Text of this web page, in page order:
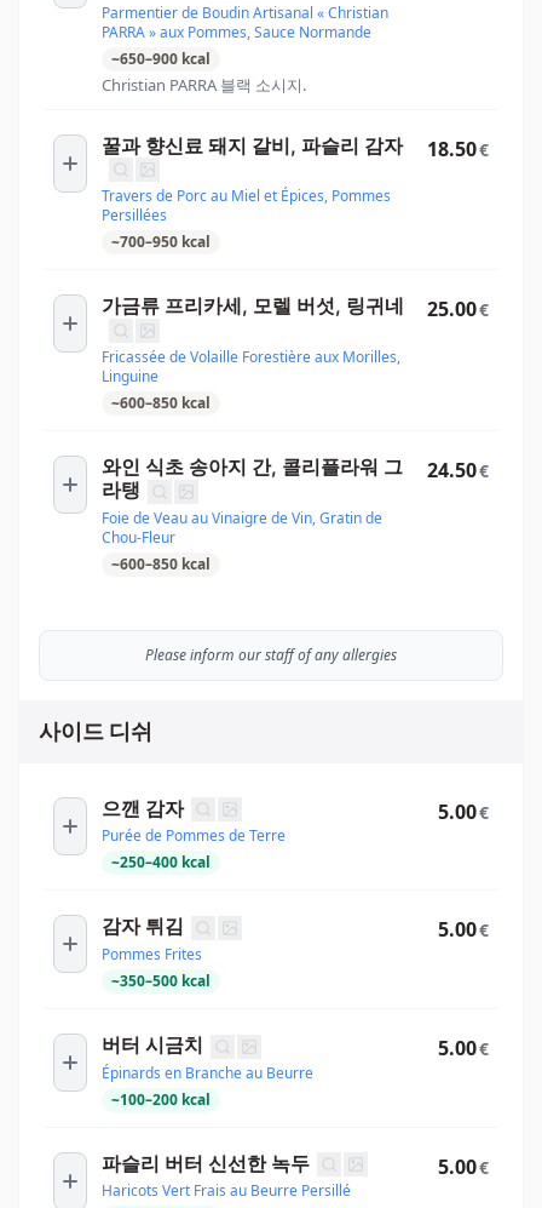
Parmentier de Boudin Artisanal « Christian
PARRA » aux Pommes, Sauce Normande
~650–900 kcal
Christian PARRA 블랙 소시지.
꿀과 향신료 돼지 갈비, 파슬리 감자
Travers de Porc au Miel et Épices, Pommes
Persillées
~700–950 kcal
18.50€
가금류 프리카세, 모렐 버섯, 링귀네
Fricassée de Volaille Forestière aux Morilles,
Linguine
~600–850 kcal
25.00€
와인 식초 송아지 간, 콜리플라워 그
라탱
Foie de Veau au Vinaigre de Vin, Gratin de
Chou-Fleur
~600–850 kcal
24.50€
Please inform our staff of any allergies
사이드 디쉬
으깬 감자
Purée de Pommes de Terre
~250–400 kcal
5.00€
감자 튀김
Pommes Frites
~350–500 kcal
5.00€
버터 시금치
Épinards en Branche au Beurre
~100–200 kcal
5.00€
파슬리 버터 신선한 녹두
Haricots Vert Frais au Beurre Persillé
5.00€